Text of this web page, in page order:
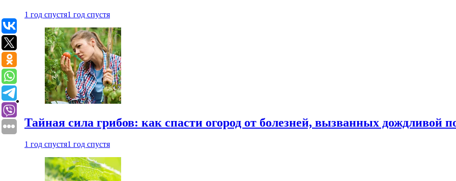
1 год спустя1 год спустя
Тайная сила грибов: как спасти огород от болезней, вызванных дождливой
1 год спустя1 год спустя